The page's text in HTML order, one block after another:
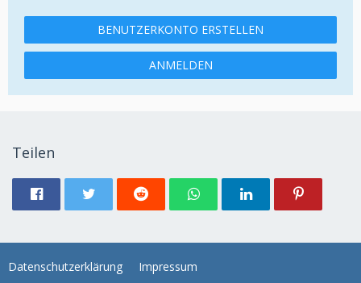
BENUTZERKONTO ERSTELLEN
ANMELDEN
Teilen
Datenschutzerklärung Impressum